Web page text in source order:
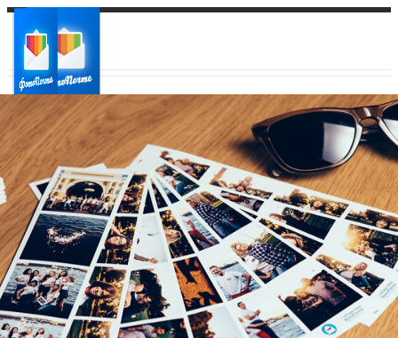
Ваш город:
Ваш регион доставки
Выберите из списка: